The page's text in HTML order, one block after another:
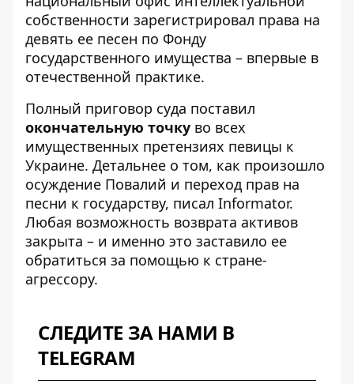
собственности зарегистрировал права на
девять ее песен по Фонду
государственного имущества – впервые в
отечественной практике.
Полный приговор суда поставил
окончательную точку во всех
имущественных претензиях певицы к
Украине. Детальнее о том, как произошло
осуждение Повалий и переход прав на
песни к государству, писал Informator.
Любая возможность возврата активов
закрыта – и именно это заставило ее
обратиться за помощью к стране-
агрессору.
СЛЕДИТЕ ЗА НАМИ В
TELEGRAM